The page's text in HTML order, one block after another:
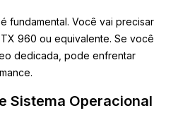
fundamental. Você vai precisar
960 ou equivalente. Se você
dedicada, pode enfrentar
Sistema Operacional